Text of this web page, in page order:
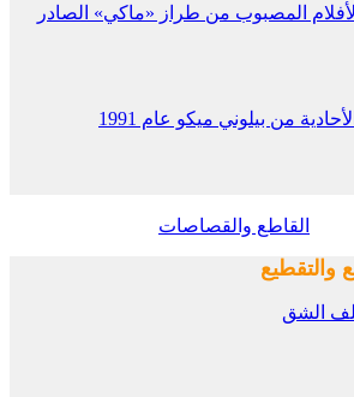
المصبوب من طراز «ماكي» الصادر
من بيلوني ميكو عام 1991
القاطع والقصاصات
والتقطيع
الشق